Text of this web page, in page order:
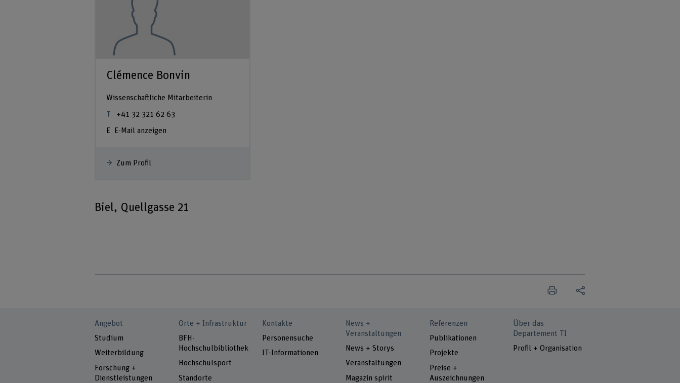
Clémence Bonvin
Wissenschaftliche Mitarbeiterin
+41 32 321 62 63
E-Mail anzeigen
Zum Profil
Biel, Quellgasse 21
Angebot
Studium
Weiterbildung
Forschung +
Dienstleistungen
Orte + Infrastruktur
BFH-
Hochschulbibliothek
Hochschulsport
Standorte
Kontakte
Personensuche
IT-Informationen
News +
Veranstaltungen
News + Storys
Veranstaltungen
Magazin spirit
Referenzen
Publikationen
Projekte
Preise +
Auszeichnungen
Über das
Departement TI
Profil + Organisation